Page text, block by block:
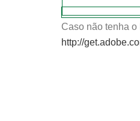
Caso não tenha
http://